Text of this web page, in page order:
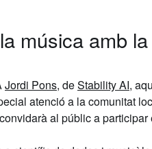
música amb
Jordi Pons, deStability AI,
atenció a la comunitat
al públic a